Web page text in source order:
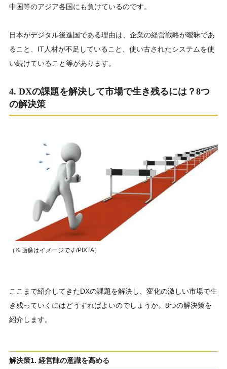
中国等のアジア各国にも負けているのです。
日本がデジタル後進国である理由は、企業の経営戦略が曖昧であ
ること、IT人材が不足していること、使い古されたシステムを使
い続けていること等があります。
4. DXの課題を解決して市場で生き残るには？8つ
の解決策
（※画像はイメージです/PIXTA）
ここまで紹介してきたDXの課題を解決し、変化の激しい市場で生
き残っていくにはどうすればよいのでしょうか。8つの解決策を
紹介します。
解決策1. 経営陣の意識を高める